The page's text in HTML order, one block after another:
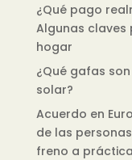
¿Qué pago
Algunas claves
hogar
¿Qué gafas
solar?
Acuerdo en
de las
freno a